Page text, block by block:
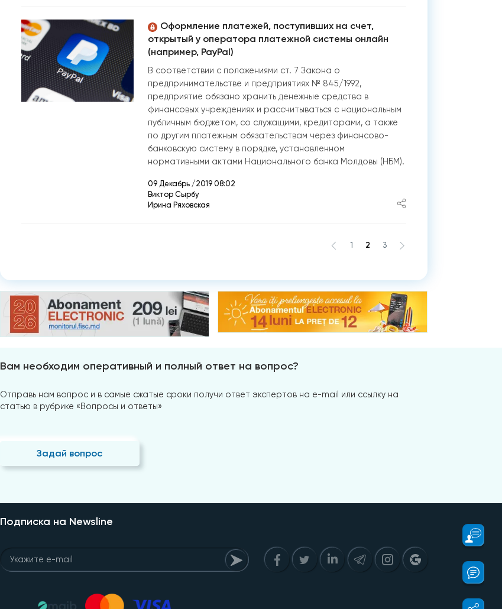
Оформление платежей, поступивших на счет,
открытый у оператора платежной системы онлайн
(например, PayPal)
В соответствии с положениями ст. 7 Закона о
предпринимательстве и предприятиях № 845/1992,
предприятие обязано хранить денежные средства в
финансовых учреждениях и рассчитываться с национальным
публичным бюджетом, со служащими, кредиторами, а также
по другим платежным обязательствам через финансово-
банковскую систему в порядке, установленном
нормативными актами Национального банка Молдовы (НБМ).
09 Декабрь /2019 08:02
Виктор Сырбу
Ирина Ряховская
1 2 3
Вам необходим оперативный и полный ответ на вопрос?
Отправь нам вопрос и в самые сжатые сроки получи ответ экспертов на e-mail или ссылку на
статью в рубрике «Вопросы и ответы»
Задай вопрос
Подписка на Newsline